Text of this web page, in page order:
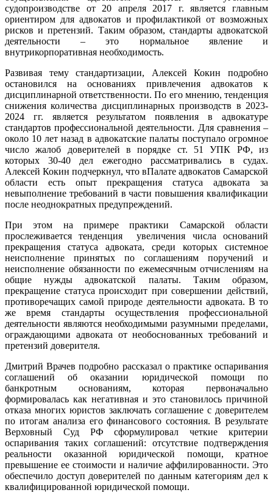
судопроизводстве от 20 апреля 2017 г. является главным
ориентиром для адвокатов и профилактикой от возможных
рисков и претензий. Таким образом, стандарты адвокатской
деятельности – это нормальное явление и
внутрикорпоративная необходимость.
Развивая тему стандартизации, Алексей Кокин подробно
остановился на основаниях привлечения адвокатов к
дисциплинарной ответственности. По его мнению, тенденция
снижения количества дисциплинарных производств в 2023-
2024 гг. является результатом появления в адвокатуре
стандартов профессиональной деятельности. Для сравнения –
около 10 лет назад в адвокатские палаты поступало огромное
число жалоб доверителей в порядке ст. 51 УПК РФ, из
которых 30-40 дел ежегодно рассматривались в судах.
Алексей Кокин подчеркнул, что вПалате адвокатов Самарской
области есть опыт прекращения статуса адвоката за
невыполнение требований в части повышения квалификации
после неоднократных предупреждений.
При этом на примере практики Самарской области
прослеживается тенденция увеличения числа оснований
прекращения статуса адвоката, среди которых системное
неисполнение принятых по соглашениям поручений и
неисполнение обязанности по ежемесячным отчислениям на
общие нужды адвокатской палаты. Таким образом,
прекращение статуса происходит при совершении действий,
противоречащих самой природе деятельности адвоката. В то
же время стандарты осуществления профессиональной
деятельности являются необходимыми разумными пределами,
ограждающими адвоката от необоснованных требований и
претензий доверителя.
Дмитрий Врачев подробно рассказал о практике оспаривания
соглашений об оказании юридической помощи по
банкротным основаниям, которая первоначально
формировалась как негативная и это становилось причиной
отказа многих юристов заключать соглашение с доверителем
по итогам анализа его финансового состояния. В результате
Верховный Суд РФ сформулировал четкие критерии
оспаривания таких соглашений: отсутствие подтверждения
реальности оказанной юридической помощи, кратное
превышение ее стоимости и наличие аффилированности. Это
обеспечило доступ доверителей по данным категориям дел к
квалифицированной юридической помощи.